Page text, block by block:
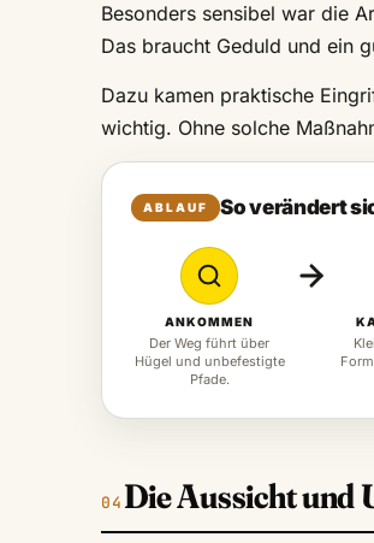
Besonders sensibel war die
Das braucht Geduld und ein
Dazu kamen praktische
wichtig. Ohne solche
ABLAUF So verändert
ANKOMMEN
Der Weg führt über
Hügel und unbefestigte
Pfade.
Die Aussicht und